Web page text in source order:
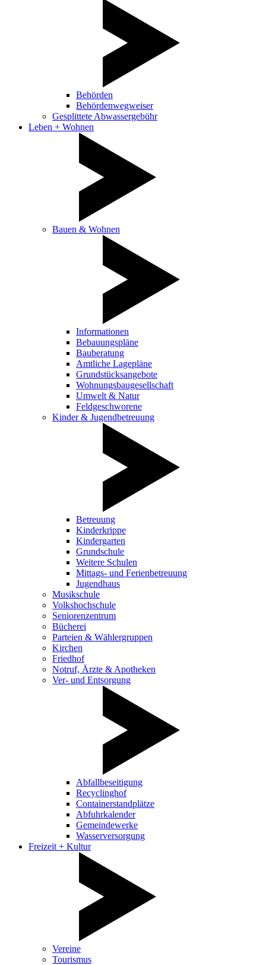
Behörden
Behördenwegweiser
Gesplittete Abwassergebühr
Leben + Wohnen
Bauen & Wohnen
Informationen
Bebauungspläne
Bauberatung
Amtliche Lagepläne
Grundstücksangebote
Wohnungsbaugesellschaft
Umwelt & Natur
Feldgeschworene
Kinder & Jugendbetreuung
Betreuung
Kinderkrippe
Kindergarten
Grundschule
Weitere Schulen
Mittags- und Ferienbetreuung
Jugendhaus
Musikschule
Volkshochschule
Seniorenzentrum
Bücherei
Parteien & Wählergruppen
Kirchen
Friedhof
Notruf, Ärzte & Apotheken
Ver- und Entsorgung
Abfallbeseitigung
Recyclinghof
Containerstandplätze
Abfuhrkalender
Gemeindewerke
Wasserversorgung
Freizeit + Kultur
Vereine
Tourismus